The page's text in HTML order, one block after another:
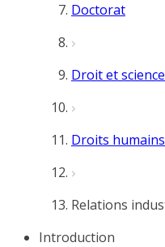
Doctorat
Droit et
Droits
Relations
Introduction